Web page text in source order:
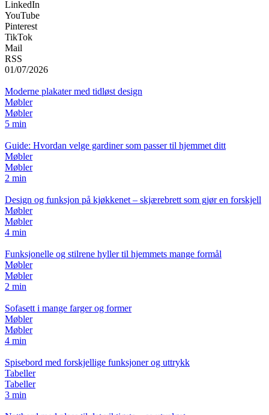
LinkedIn
YouTube
Pinterest
TikTok
Mail
RSS
01/07/2026
Moderne plakater med tidløst design
Møbler
Møbler
5 min
Guide: Hvordan velge gardiner som passer til hjemmet ditt
Møbler
Møbler
2 min
Design og funksjon på kjøkkenet – skjærebrett som gjør en forskjell
Møbler
Møbler
4 min
Funksjonelle og stilrene hyller til hjemmets mange formål
Møbler
Møbler
2 min
Sofasett i mange farger og former
Møbler
Møbler
4 min
Spisebord med forskjellige funksjoner og uttrykk
Tabeller
Tabeller
3 min